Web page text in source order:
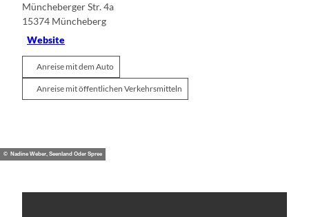
Müncheberger Str. 4a
15374 Müncheberg
Website
Anreise mit dem Auto
Anreise mit öffentlichen Verkehrsmitteln
© Nadine Weber, Seenland Oder Spree